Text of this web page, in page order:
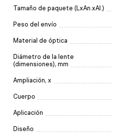
Tamaño de paquete (LxAn.xAl.)
Peso del envío
Material de óptica
Diámetro de la lente
(dimensiones), mm
Ampliación, x
Cuerpo
Aplicación
Diseño